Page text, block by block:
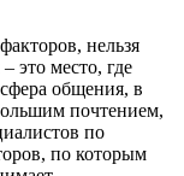
нельзя
это место, где
общения, в
почтением,
по
по которым